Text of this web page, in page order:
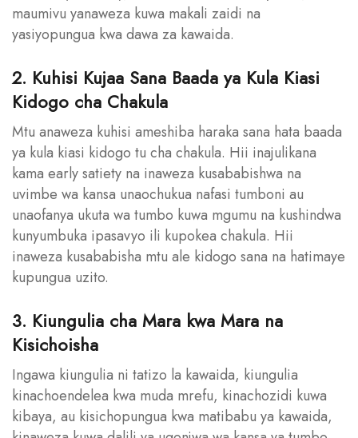
maumivu yanaweza kuwa makali zaidi na
yasiyopungua kwa dawa za kawaida.
2. Kuhisi Kujaa Sana Baada ya Kula Kiasi
Kidogo cha Chakula
Mtu anaweza kuhisi ameshiba haraka sana hata baada
ya kula kiasi kidogo tu cha chakula. Hii inajulikana
kama early satiety na inaweza kusababishwa na
uvimbe wa kansa unaochukua nafasi tumboni au
unaofanya ukuta wa tumbo kuwa mgumu na kushindwa
kunyumbuka ipasavyo ili kupokea chakula. Hii
inaweza kusababisha mtu ale kidogo sana na hatimaye
kupungua uzito.
3. Kiungulia cha Mara kwa Mara na
Kisichoisha
Ingawa kiungulia ni tatizo la kawaida, kiungulia
kinachoendelea kwa muda mrefu, kinachozidi kuwa
kibaya, au kisichopungua kwa matibabu ya kawaida,